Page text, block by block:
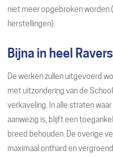
niet meer opgebroken worden
herstellingen).
Bijna in heel
De werken zullen uitgevoerd
met uitzondering van de
verkaveling. In alle straten
aanwezig is, blijft een
breed behouden. De overige
maximaal onthard en